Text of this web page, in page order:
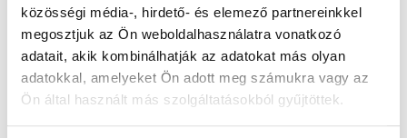
közösségi média-, hirdető- és elemező partnereinkkel
megosztjuk az Ön weboldalhasználatra vonatkozó
adatait, akik kombinálhatják az adatokat más olyan
adatokkal, amelyeket Ön adott meg számukra vagy az
Ön által használt más szolgáltatásokból gyűjtöttek.